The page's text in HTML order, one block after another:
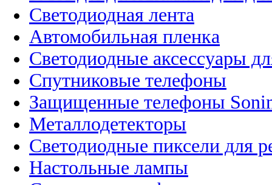
Светодиодная лента
Автомобильная пленка
Светодиодные аксессуары
Спутниковые телефоны
Защищенные телефоны
Металлодетекторы
Светодиодные пиксели для
Настольные лампы